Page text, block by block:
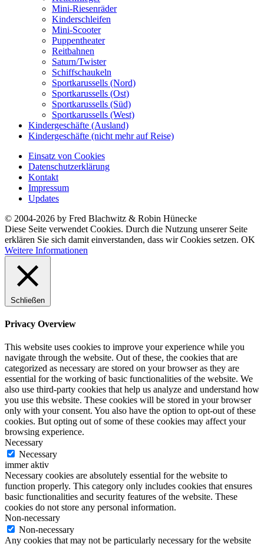
Mini-Riesenräder
Kinderschleifen
Mini-Scooter
Puppentheater
Reitbahnen
Saturn/Twister
Schiffschaukeln
Sportkarussells (Nord)
Sportkarussells (Ost)
Sportkarussells (Süd)
Sportkarussells (West)
Kindergeschäfte (Ausland)
Kindergeschäfte (nicht mehr auf Reise)
Einsatz von Cookies
Datenschutzerklärung
Kontakt
Impressum
Updates
© 2004-2026 by Fred Blachwitz & Robin Hünecke
Diese Seite verwendet Cookies. Durch die Nutzung unserer Seite
erklären Sie sich damit einverstanden, dass wir Cookies setzen. OK
Weitere Informationen
Schließen
Privacy Overview
This website uses cookies to improve your experience while you
navigate through the website. Out of these, the cookies that are
categorized as necessary are stored on your browser as they are
essential for the working of basic functionalities of the website. We
also use third-party cookies that help us analyze and understand how
you use this website. These cookies will be stored in your browser
only with your consent. You also have the option to opt-out of these
cookies. But opting out of some of these cookies may affect your
browsing experience.
Necessary
Necessary
immer aktiv
Necessary cookies are absolutely essential for the website to
function properly. This category only includes cookies that ensures
basic functionalities and security features of the website. These
cookies do not store any personal information.
Non-necessary
Non-necessary
Any cookies that may not be particularly necessary for the website